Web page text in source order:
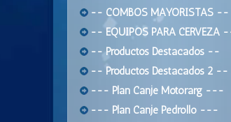
-- COMBOS MAYORISTAS --
-- EQUIPOS PARA CERVEZA
-- Productos Destacados --
-- Productos Destacados 2 --
--- Plan Canje Motorarg ---
--- Plan Canje Pedrollo ---